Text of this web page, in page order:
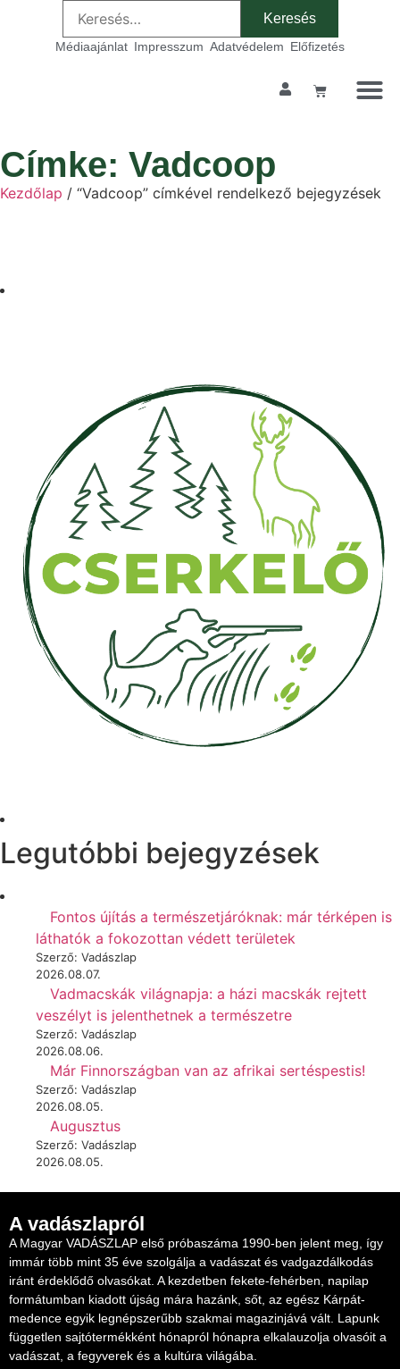
Médiaajánlat Impresszum Adatvédelem Előfizetés
Címke: Vadcoop
Kezdőlap / “Vadcoop” címkével rendelkező bejegyzések
Legutóbbi bejegyzések
Fontos újítás a természetjáróknak: már térképen is
láthatók a fokozottan védett területek
Szerző: Vadászlap
2026.08.07.
Vadmacskák világnapja: a házi macskák rejtett
veszélyt is jelenthetnek a természetre
Szerző: Vadászlap
2026.08.06.
Már Finnországban van az afrikai sertéspestis!
Szerző: Vadászlap
2026.08.05.
Augusztus
Szerző: Vadászlap
2026.08.05.
A vadászlapról
A Magyar VADÁSZLAP első próbaszáma 1990-ben jelent meg, így
immár több mint 35 éve szolgálja a vadászat és vadgazdálkodás
iránt érdeklődő olvasókat. A kezdetben fekete-fehérben, napilap
formátumban kiadott újság mára hazánk, sőt, az egész Kárpát-
medence egyik legnépszerűbb szakmai magazinjává vált. Lapunk
független sajtótermékként hónapról hónapra elkalauzolja olvasóit a
vadászat, a fegyverek és a kultúra világába.